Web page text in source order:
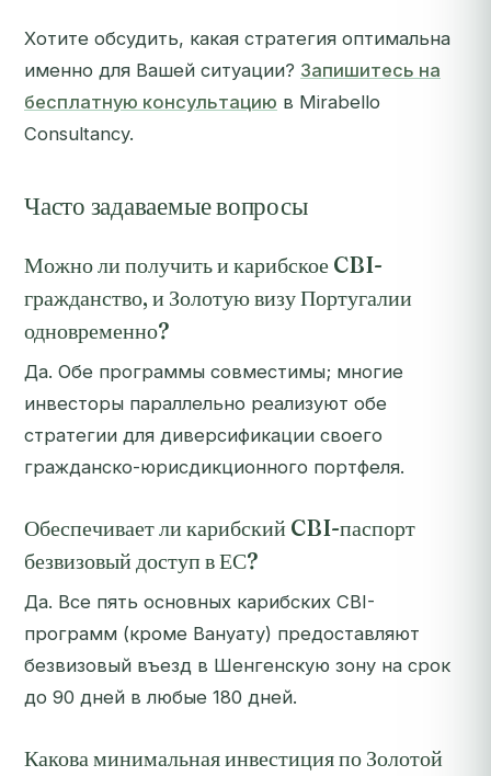
Хотите обсудить, какая стратегия оптимальна
именно для Вашей ситуации? Запишитесь на
бесплатную консультацию в Mirabello
Consultancy.
Часто задаваемые вопросы
Можно ли получить и карибское CBI-
гражданство, и Золотую визу Португалии
одновременно?
Да. Обе программы совместимы; многие
инвесторы параллельно реализуют обе
стратегии для диверсификации своего
гражданско-юрисдикционного портфеля.
Обеспечивает ли карибский CBI-паспорт
безвизовый доступ в ЕС?
Да. Все пять основных карибских CBI-
программ (кроме Вануату) предоставляют
безвизовый въезд в Шенгенскую зону на срок
до 90 дней в любые 180 дней.
Какова минимальная инвестиция по Золотой